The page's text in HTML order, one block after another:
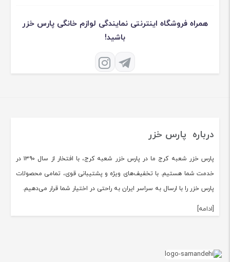
همراه فروشگاه اینترنتی نمایندگی لوازم خانگی پارس خزر
باشید!
درباره پارس خزر
پارس خزر شعبه کرج ما در پارس خزر شعبه کرج، با افتخار از سال ۱۳۹۰ در
خدمت شما هستیم. با تخفیف‌های ویژه و پشتیبانی قوی، تمامی محصولات
پارس خزر را با ارسال به سراسر ایران به راحتی در اختیار شما قرار می‌دهیم.
[ادامه]